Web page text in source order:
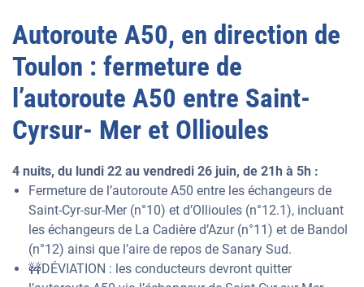
Autoroute A50, en direction de
Toulon : fermeture de
l’autoroute A50 entre Saint-
Cyrsur- Mer et Ollioules
4 nuits, du lundi 22 au vendredi 26 juin, de 21h à 5h :
Fermeture de l’autoroute A50 entre les échangeurs de
Saint-Cyr-sur-Mer (n°10) et d’Ollioules (n°12.1), incluant
les échangeurs de La Cadière d’Azur (n°11) et de Bandol
(n°12) ainsi que l’aire de repos de Sanary Sud.
🚧DÉVIATION : les conducteurs devront quitter